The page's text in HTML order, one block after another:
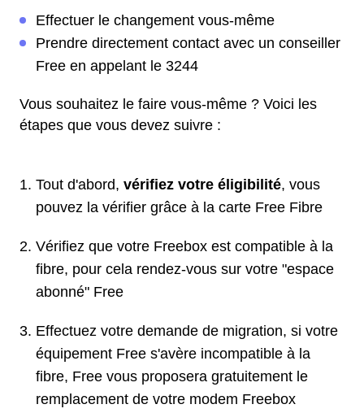
Effectuer le changement vous-même
Prendre directement contact avec un conseiller
Free en appelant le 3244
Vous souhaitez le faire vous-même ? Voici les
étapes que vous devez suivre :
Tout d'abord, vérifiez votre éligibilité, vous
pouvez la vérifier grâce à la carte Free Fibre
Vérifiez que votre Freebox est compatible à la
fibre, pour cela rendez-vous sur votre "espace
abonné" Free
Effectuez votre demande de migration, si votre
équipement Free s'avère incompatible à la
fibre, Free vous proposera gratuitement le
remplacement de votre modem Freebox